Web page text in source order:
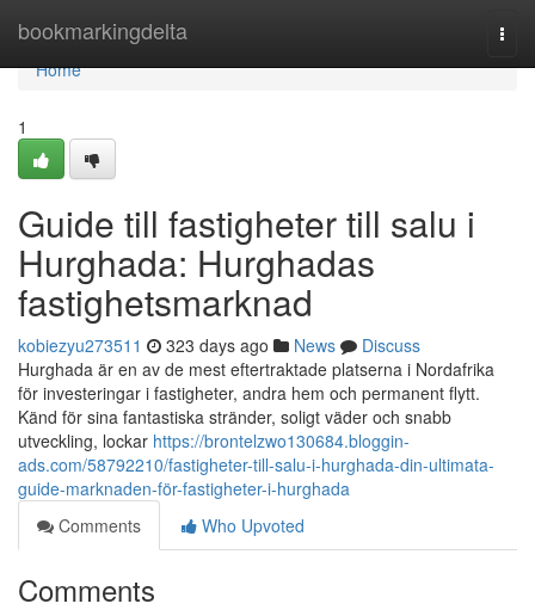
bookmarkingdelta
Home
Home
1
Guide till fastigheter till salu i
Hurghada: Hurghadas
fastighetsmarknad
kobiezyu273511 323 days ago News
Discuss
Hurghada är en av de mest eftertraktade platserna i Nordafrika
för investeringar i fastigheter, andra hem och permanent flytt.
Känd för sina fantastiska stränder, soligt väder och snabb
utveckling, lockar https://brontelzwo130684.bloggin-
ads.com/58792210/fastigheter-till-salu-i-hurghada-din-ultimata-
guide-marknaden-för-fastigheter-i-hurghada
Comments
Who Upvoted
Comments